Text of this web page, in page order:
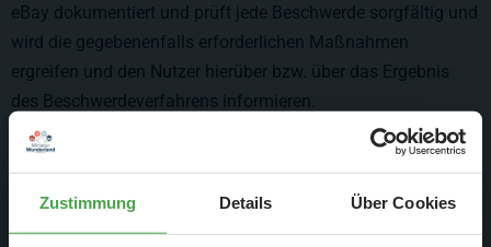
Zustimmung Details Über Cookies
eBay dokumentiert und prüft jede Beschwerde sorgfältig und
wird die gegebenenfalls erforderlichen Maßnahmen
ergreifen und den Nutzer hierüber bzw. über das Ergebnis
des Beschwerdeverfahrens informieren.
(6) Alle weiteren Informationen zu unserem Unternehmen,
dem Angebot und der Abwicklung des Kaufs ergeben sich
aus dem ausführlichen eBay-Angebot.